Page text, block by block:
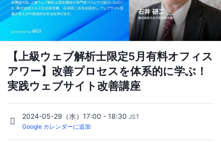
【上級ウェブ解析士限定5月有料オフィス
アワー】改善プロセスを体系的に学ぶ！
実践ウェブサイト改善講座
2024-05-29（水）17:00 - 18:30 JST
Google カレンダーに追加